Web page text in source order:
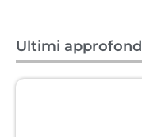
Ultimi